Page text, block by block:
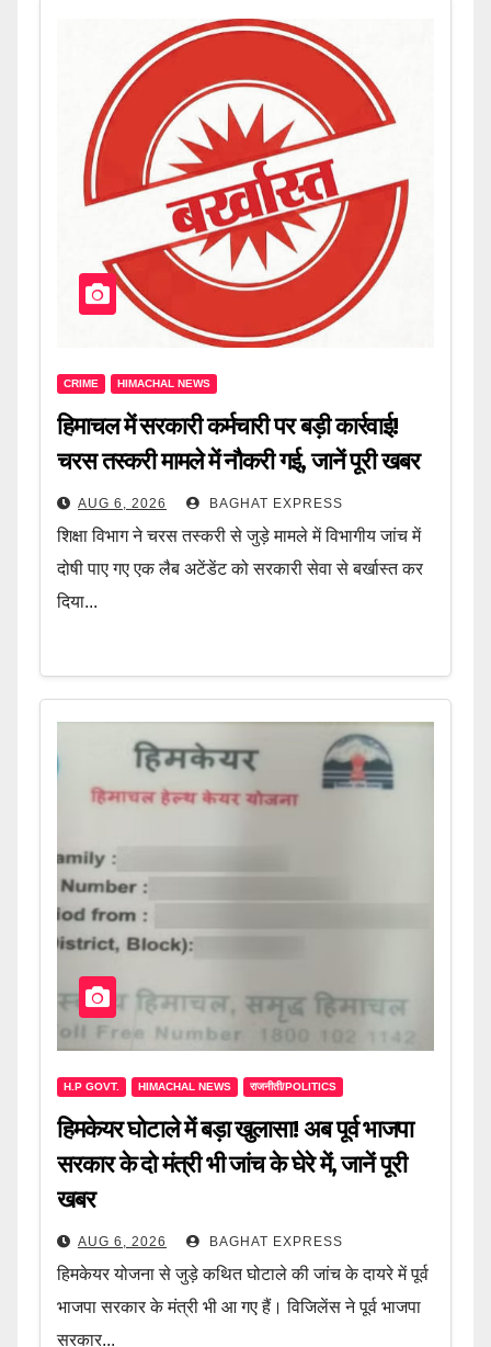
CRIME HIMACHAL NEWS
हिमाचल में सरकारी कर्मचारी पर बड़ी कार्रवाई!
चरस तस्करी मामले में नौकरी गई, जानें पूरी खबर
AUG 6, 2026 BAGHAT EXPRESS
शिक्षा विभाग ने चरस तस्करी से जुड़े मामले में विभागीय जांच में
दोषी पाए गए एक लैब अटेंडेंट को सरकारी सेवा से बर्खास्त कर
दिया...
H.P GOVT. HIMACHAL NEWS राजनीती/POLITICS
हिमकेयर घोटाले में बड़ा खुलासा! अब पूर्व भाजपा
सरकार के दो मंत्री भी जांच के घेरे में, जानें पूरी
खबर
AUG 6, 2026 BAGHAT EXPRESS
हिमकेयर योजना से जुड़े कथित घोटाले की जांच के दायरे में पूर्व
भाजपा सरकार के मंत्री भी आ गए हैं। विजिलेंस ने पूर्व भाजपा
सरकार...